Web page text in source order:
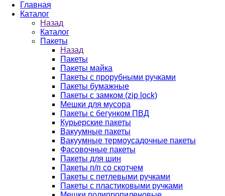
Главная
Каталог
Назад
Каталог
Пакеты
Назад
Пакеты
Пакеты майка
Пакеты с прорубными ручками
Пакеты бумажные
Пакеты с замком (zip lock)
Мешки для мусора
Пакеты с бегунком ПВД
Курьерские пакеты
Вакуумные пакеты
Вакуумные термоусадочные пакеты
Фасовочные пакеты
Пакеты для шин
Пакеты п/п со скотчем
Пакеты с петлевыми ручками
Пакеты с пластиковыми ручками